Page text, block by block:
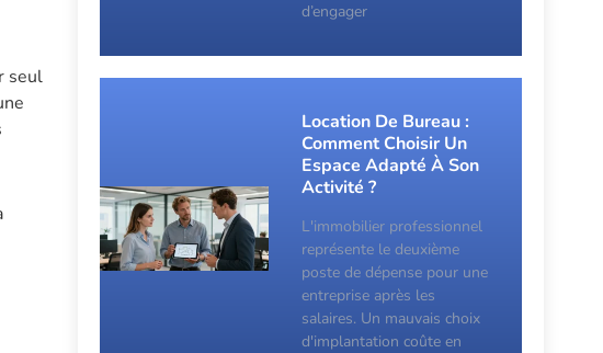
seul
d’engager
Location De Bureau :
Comment Choisir Un
Espace Adapté À Son
Activité ?
L'immobilier professionnel
représente le deuxième
poste de dépense pour une
entreprise après les
salaires. Un mauvais choix
d'implantation coûte en